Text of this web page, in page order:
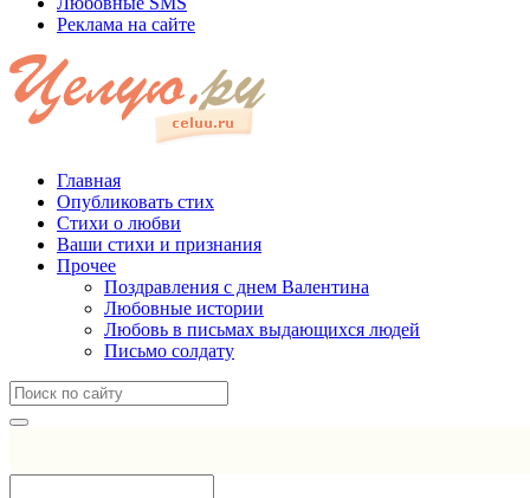
Реклама на сайте
Главная
Опубликовать стих
Стихи о любви
Ваши стихи и признания
Прочее
Поздравления с днем Валентина
Любовные истории
Любовь в письмах выдающихся людей
Письмо солдату